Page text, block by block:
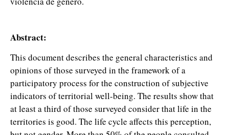
Abstract:
This document describes the general characteristics and
opinions of those surveyed in the framework of a
participatory process for the construction of subjective
indicators of territorial well-being. The results show that
at least a third of those surveyed consider that life in the
territories is good. The life cycle affects this perception,